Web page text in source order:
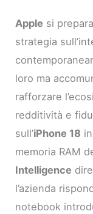
Apple si
strategia
loro ma
rafforzare
redditività e
sull’iPhone 18
memoria RAM
Intelligence
l’azienda
notebook